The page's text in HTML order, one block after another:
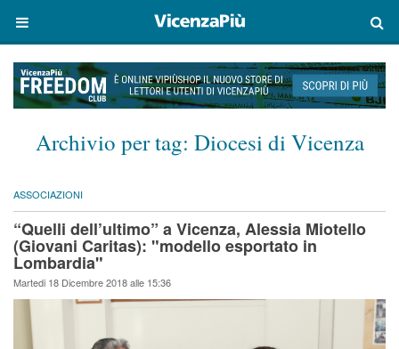
Archivio per tag: Diocesi di Vicenza
ASSOCIAZIONI
“Quelli dell’ultimo” a Vicenza, Alessia Miotello
(Giovani Caritas): "modello esportato in
Lombardia"
Martedi 18 Dicembre 2018 alle 15:36